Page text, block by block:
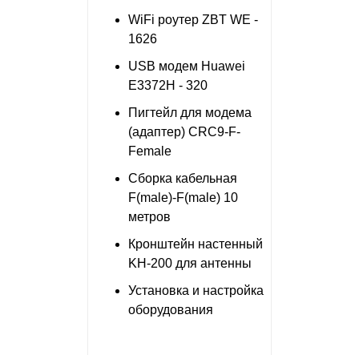
WiFi роутер ZBT WE -
1626
USB модем Huawei
E3372H - 320
Пигтейл для модема
(адаптер) CRC9-F-
Female
Сборка кабельная
F(male)-F(male) 10
метров
Кронштейн настенный
KH-200 для антенны
Установка и настройка
оборудования